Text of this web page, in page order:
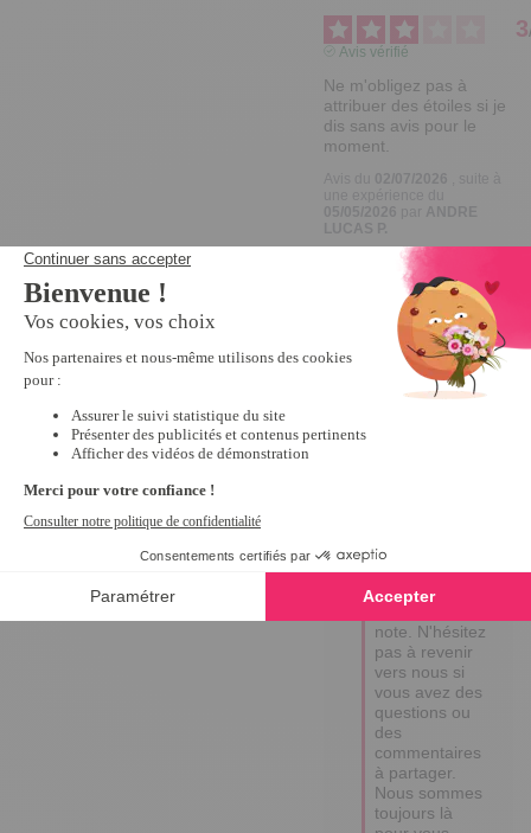
3
Avis vérifié
Ne m'obligez pas à
attribuer des étoiles si je
dis sans avis pour le
moment.
02/07/2026
Signaler
Réponse de
tempsl.fr
Bonjour,
Merci d'avoir
encore
d'expérience
suffisante pour
attribuer une
note. N'hésitez
pas à revenir
vers nous si
vous avez des
questions ou
des
commentaires
à partager.
Nous sommes
toujours là